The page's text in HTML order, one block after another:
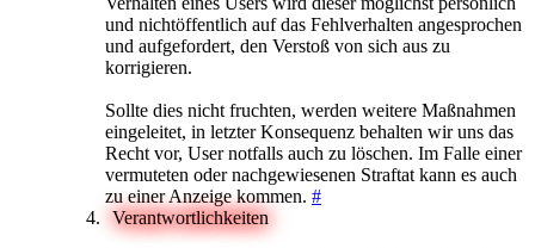
und nichtöffentlich auf das Fehlverhalten angesprochen
und aufgefordert, den Verstoß von sich aus zu
korrigieren.
Sollte dies nicht fruchten, werden weitere Maßnahmen
eingeleitet, in letzter Konsequenz behalten wir uns das
Recht vor, User notfalls auch zu löschen. Im Falle einer
vermuteten oder nachgewiesenen Straftat kann es auch
zu einer Anzeige kommen. #
Verantwortlichkeiten